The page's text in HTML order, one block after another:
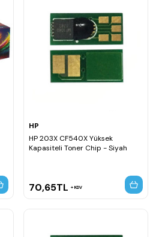
HP
HP 203X CF540X Yüksek
Kapasiteli Toner Chip - Siyah
70,65TL KDV